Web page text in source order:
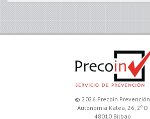
© 2026 Precoin Prevención
Autonomia Kalea, 26, 2º D
48010 Bilbao